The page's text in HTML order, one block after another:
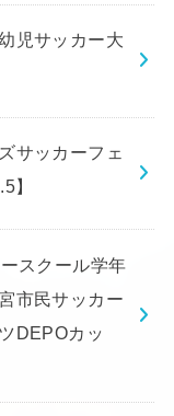
児サッカー大
サッカーフェ
】
スクール学年
民サッカー
DEPOカッ